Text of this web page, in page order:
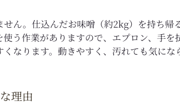
せん。仕込んだお味噌（約2kg）を持ち帰
使う作業がありますので、エプロン、手
なります。動きやすく、汚れても気にな
理由